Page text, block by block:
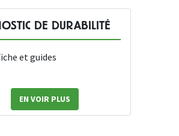
DE DURABILITÉ
et guides
EN VOIR PLUS